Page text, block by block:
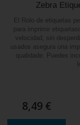
Zebra
El Rolo de etiquetas
para imprimir
velocidad, sin
usados asegura una
qualidade. Puedes
8,49 €